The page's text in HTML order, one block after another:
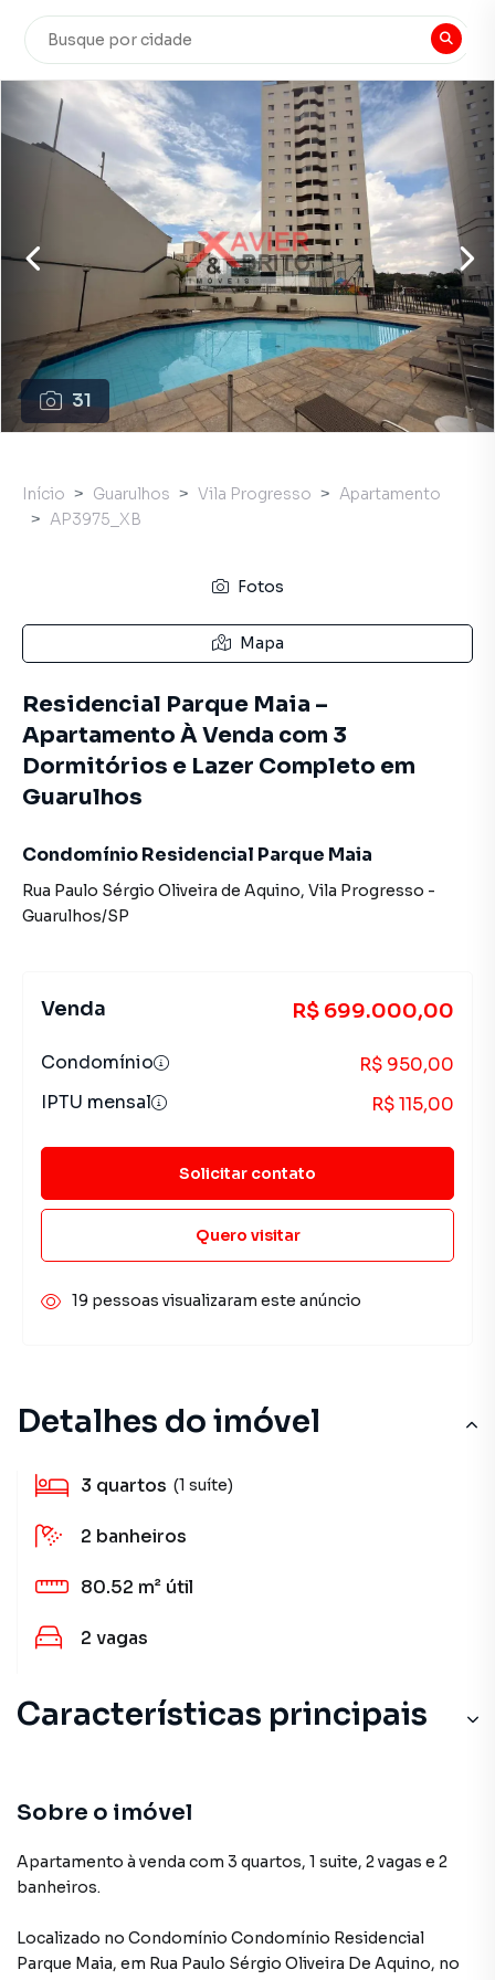
31
Detalhes do imóvel
3 quartos (1 suíte)
2 banheiros
80.52 m² útil
2 vagas
Características principais
Sobre o imóvel
Apartamento à venda com 3 quartos, 1 suite, 2 vagas e 2
banheiros.
Localizado no Condomínio Condomínio Residencial
Parque Maia, em Rua Paulo Sérgio Oliveira De Aquino, no
Início Guarulhos Vila Progresso
Apartamento
AP3975_XB
Fotos
Mapa
Residencial Parque Maia –
Apartamento À Venda com 3
Dormitórios e Lazer Completo em
Guarulhos
Condomínio Residencial Parque Maia
Rua Paulo Sérgio Oliveira de Aquino, Vila Progresso -
Guarulhos/SP
Venda R$ 699.000,00
Condomínio
R$ 950,00
IPTU mensal
R$ 115,00
Solicitar contato
Quero visitar
19 pessoas visualizaram este anúncio